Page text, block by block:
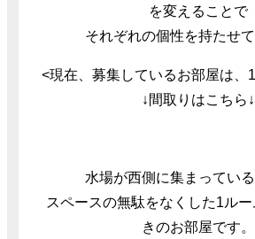
を変えることで
それぞれの個性を持たせて
<現在、募集しているお部屋は、
↓間取りはこちら↓
水場が西側に集まっている
スペースの無駄をなくした1ル
きのお部屋です。